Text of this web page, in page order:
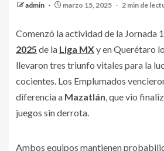
admin marzo 15, 2025 2 min de
Comenzó la actividad de la Jornada
2025 de la Liga MXy en Querétaro
llevaron tres triunfo vitales para la
cocientes. Los Emplumados
diferencia a Mazatlán, que vio
juegos sin derrota.
Ambos equipos mantienen